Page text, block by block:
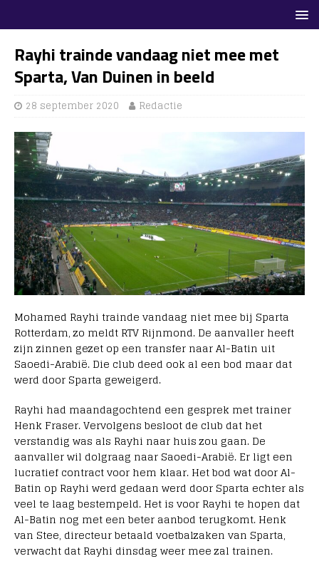
Rayhi trainde vandaag niet mee met
Sparta, Van Duinen in beeld
28 september 2020 Redactie
Mohamed Rayhi trainde vandaag niet mee bij Sparta
Rotterdam, zo meldt RTV Rijnmond. De aanvaller heeft
zijn zinnen gezet op een transfer naar Al-Batin uit
Saoedi-Arabië. Die club deed ook al een bod maar dat
werd door Sparta geweigerd.
Rayhi had maandagochtend een gesprek met trainer
Henk Fraser. Vervolgens besloot de club dat het
verstandig was als Rayhi naar huis zou gaan. De
aanvaller wil dolgraag naar Saoedi-Arabië. Er ligt een
lucratief contract voor hem klaar. Het bod wat door Al-
Batin op Rayhi werd gedaan werd door Sparta echter als
veel te laag bestempeld. Het is voor Rayhi te hopen dat
Al-Batin nog met een beter aanbod terugkomt. Henk
van Stee, directeur betaald voetbalzaken van Sparta,
verwacht dat Rayhi dinsdag weer mee zal trainen.